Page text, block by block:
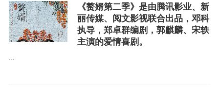
《赘婿第二季》是由腾讯影业、新
丽传媒、阅文影视联合出品，邓科
执导，郑卓群编剧，郭麒麟、宋轶
主演的爱情喜剧。
...